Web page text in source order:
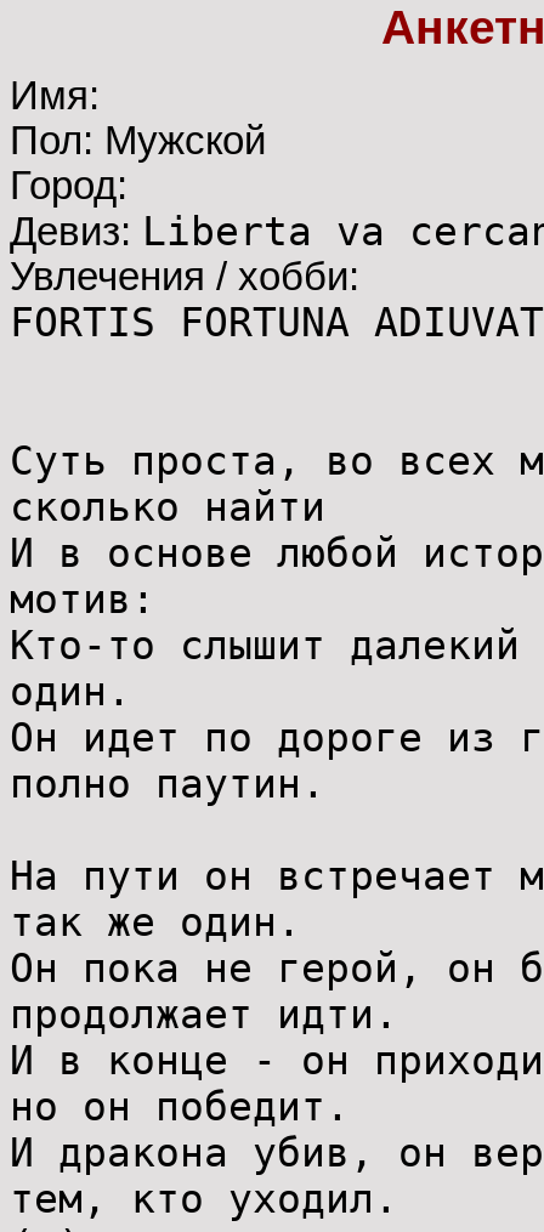
Имя:
Пол: Мужской
Город:
Девиз: Liberta va
Увлечения / хобби:
FORTIS FORTUNA ADIUVAT
Суть проста, во всех
сколько найти
И в основе любой
мотив:
Кто-то слышит
один.
Он идет по дороге из
полно паутин.
На пути он встречает
так же один.
Он пока не герой, он
продолжает идти.
И в конце - он
но он победит.
И дракона убив, он
тем, кто уходил.